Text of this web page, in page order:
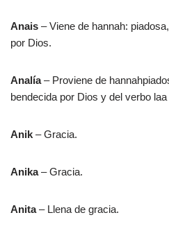
Anais – Viene de hannah:
por Dios.
Analía– Proviene de
bendecida por Dios y del verbo
Anik – Gracia.
Anika– Gracia.
Anita– Llena de gracia.